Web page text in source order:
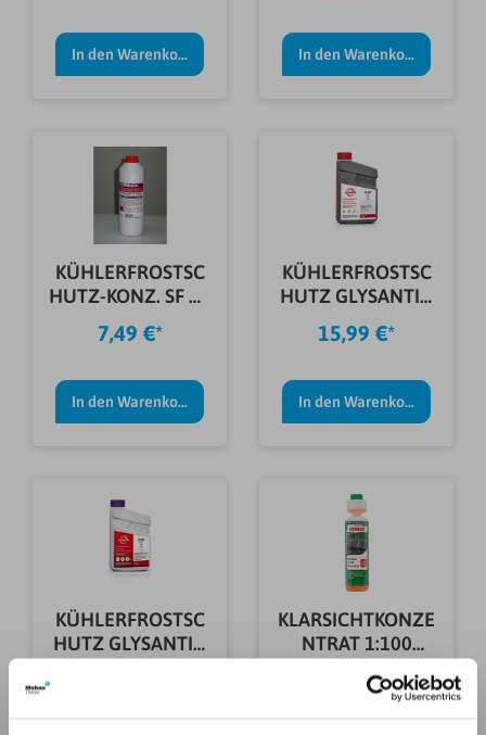
In den Warenkorb In den Warenkorb
KÜHLERFROSTSC
HUTZ-KONZ. SF 12
PLUS 1,5 L
7,49 €*
In den Warenkorb
KÜHLERFROSTSC
HUTZ GLYSANTIN
G40 ECO 1L
15,99 €*
In den Warenkorb
KÜHLERFROSTSC
HUTZ GLYSANTIN
KLARSICHTKONZE
NTRAT 1:100
11,00 €*